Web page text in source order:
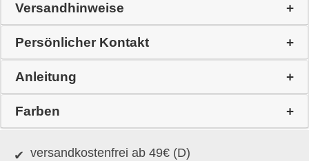
Versandhinweise
Persönlicher Kontakt
Anleitung
Farben
versandkostenfrei ab 49€ (D)